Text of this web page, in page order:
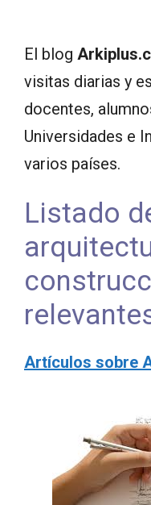
El blog
visitas diarias y
docentes,
Universidades e
varios países.
Listado
Artículos sobre